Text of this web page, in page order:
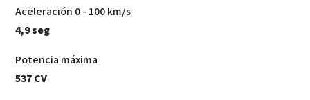
Aceleración 0 - 100 km/s
4,9 seg
Potencia máxima
537 CV